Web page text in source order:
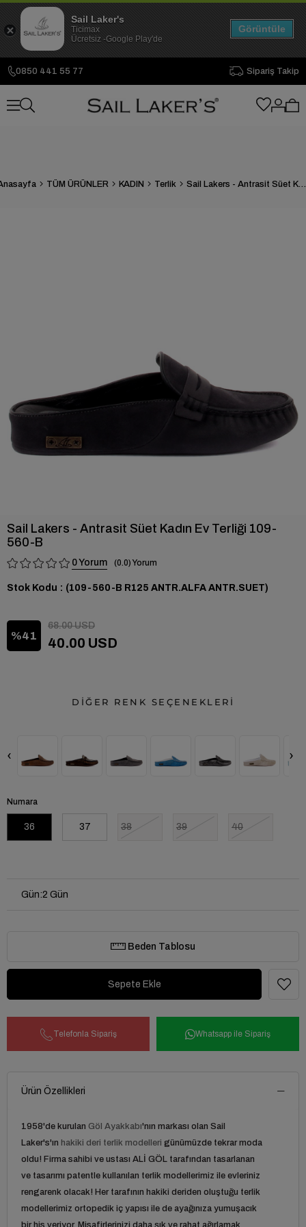
0850 441 55 77 Sipariş Takip
TÜM ÜRÜNLER KADIN Terlik Sail Lakers - Antrasit Süet Kadın Ev Terliği 109-560-B
Sail Lakers - Antrasit Süet Kadın Ev Terliği 109-
560-B
0 0.0
Stok Kodu (109-560-B R125 ANTR.ALFA ANTR.SUET)
41
68.00 USD
40.00 USD
DİĞER RENK SEÇENEKLERİ
‹ ›
Numara
36 37 38 39 40
Gün:2 Gün
Beden Tablosu
Telefonla Sipariş Whatsapp ile Sipariş
Ürün Özellikleri
1958'de kurulan Göl Ayakkabı'nın markası olan Sail
Laker's'ın hakiki deri terlik modelleri günümüzde tekrar moda
oldu! Firma sahibi ve ustası ALİ GÖL tarafından tasarlanan
ve tasarımı patentle kullanılan terlik modellerimiz ile evleriniz
rengarenk olacak! Her tarafının hakiki deriden oluştuğu terlik
modellerimiz ortopedik iç yapısı ile de ayağınıza yumuşacık
bir his veriyor. Misafirlerinizi daha şık ve rahat ağırlamak
Sail Laker's
Ticimax
Ücretsiz -Google Play'de
Görüntüle